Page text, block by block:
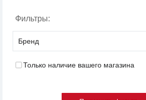
Фильтры:
Бренд
Только наличие вашего магазина